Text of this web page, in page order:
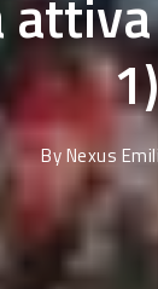
ByNexus